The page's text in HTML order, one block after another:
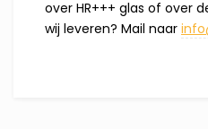
over HR+++ glas of over
wij leveren? Mail naar